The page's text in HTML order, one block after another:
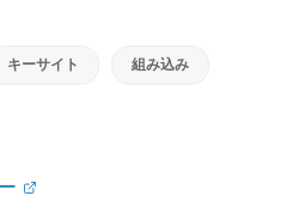
キーサイト 組み込み